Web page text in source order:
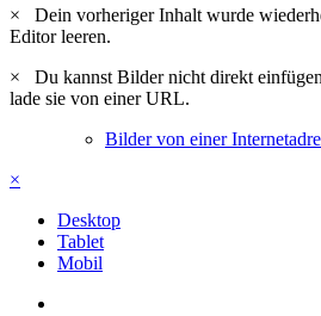
×
Dein vorheriger Inhalt wurde
Editor leeren.
×
Du kannst Bilder nicht direkt
lade sie von einer URL.
Bilder von einer
×
Desktop
Tablet
Mobil